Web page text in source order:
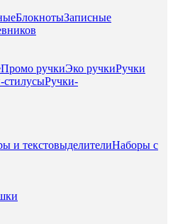
БлокнотыЗаписные
Промо ручкиЭко ручкиРучки
стилусыРучки-
и текстовыделителиНаборы с